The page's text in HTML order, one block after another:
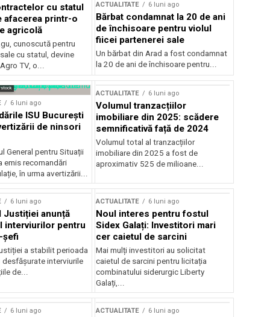
cu statul
afacerea printr-o
agricolă
cunoscută pentru
cu statul, devine
TV, o...
ACTUALITATE 6 luni ago
Bărbat condamnat la 20 de ani
de închisoare pentru violul
fiicei partenerei sale
Un bărbat din Arad a fost condamnat
la 20 de ani de închisoare pentru...
6 luni ago
ISU București
de ninsori
General pentru Situații
emis recomandări
în urma avertizării...
ACTUALITATE 6 luni ago
Volumul tranzacțiilor
imobiliare din 2025: scădere
semnificativă față de 2024
Volumul total al tranzacțiilor
imobiliare din 2025 a fost de
aproximativ 525 de milioane...
6 luni ago
Justiției anunță
interviurilor pentru
a stabilit perioada
desfășurate interviurile
de...
ACTUALITATE 6 luni ago
Noul interes pentru fostul
Sidex Galați: Investitori mari
cer caietul de sarcini
Mai mulți investitori au solicitat
caietul de sarcini pentru licitația
combinatului siderurgic Liberty
Galați,...
6 luni ago ACTUALITATE 6 luni ago